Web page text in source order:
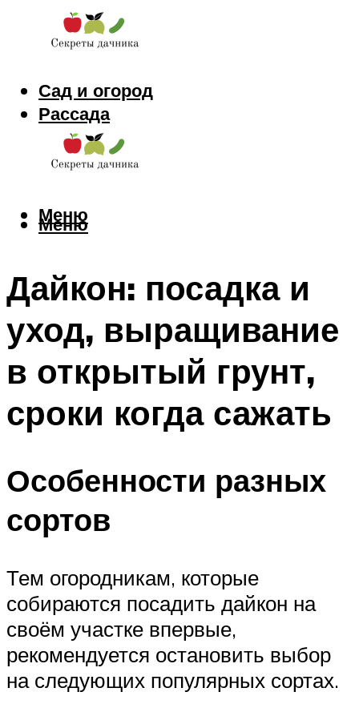
Сад и огород
Рассада
Цветы
Заготовки
Меню
Меню
Дайкон: посадка и
уход, выращивание
в открытый грунт,
сроки когда сажать
Особенности разных
сортов
Тем огородникам, которые
собираются посадить дайкон на
своём участке впервые,
рекомендуется остановить выбор
на следующих популярных сортах.